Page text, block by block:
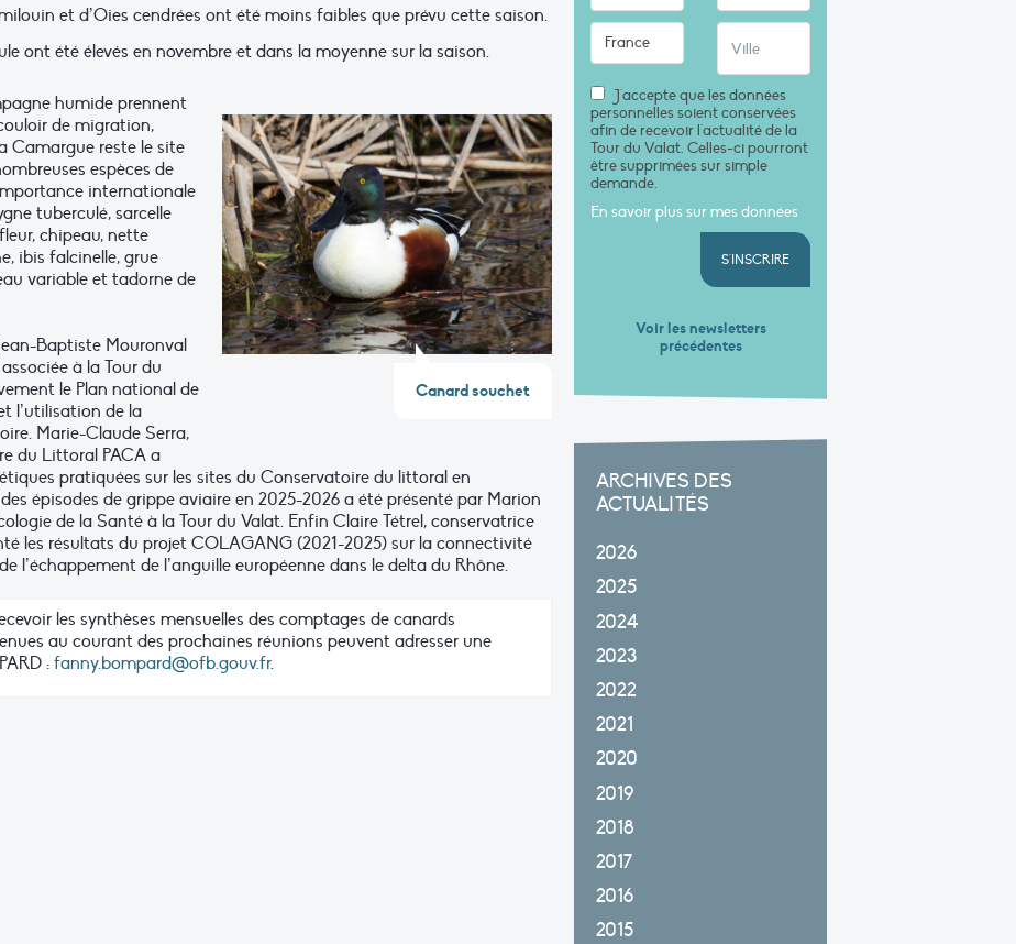
et d’Oies cendrées ont été moins faibles que prévu cette saison.
ont été élevés en novembre et dans la moyenne sur la saison.
Canard souchet
humide prennent
de migration,
Camargue reste le site
espèces de
internationale
tuberculé, sarcelle
chipeau, nette
ibis falcinelle, grue
variable et tadorne de
Baptiste Mouronval
à la Tour du
le Plan national de
l’utilisation de la
Marie-Claude Serra,
du Littoral PACA a
pratiquées sur les sites du Conservatoire du littoral en
épisodes de grippe aviaire en 2025-2026 a été présenté par Marion
de la Santé à la Tour du Valat. Enfin Claire Tétrel, conservatrice
les résultats du projet COLAGANG (2021-2025) sur la connectivité
l’échappement de l’anguille européenne dans le delta du Rhône.
les synthèses mensuelles des comptages de canards
au courant des prochaines réunions peuvent adresser une
: fanny.bompard@ofb.gouv.fr.
J'accepte que les données
personnelles soient conservées
afin de recevoir l'actualité de la
Tour du Valat. Celles-ci pourront
être supprimées sur simple
demande.
En savoir plus sur mes données
S'INSCRIRE
Voir les newsletters
précédentes
ARCHIVES DES
ACTUALITÉS
2026
2025
2024
2023
2022
2021
2020
2019
2018
2017
2016
2015